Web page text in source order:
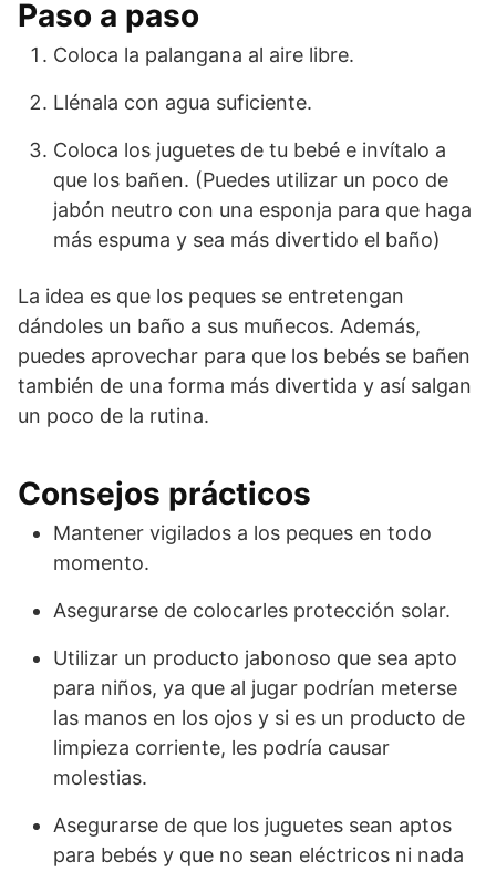
Paso a paso
Coloca la palangana al aire libre.
Llénala con agua suficiente.
Coloca los juguetes de tu bebé e invítalo a
que los bañen. (Puedes utilizar un poco de
jabón neutro con una esponja para que haga
más espuma y sea más divertido el baño)
La idea es que los peques se entretengan
dándoles un baño a sus muñecos. Además,
puedes aprovechar para que los bebés se bañen
también de una forma más divertida y así salgan
un poco de la rutina.
Consejos prácticos
Mantener vigilados a los peques en todo
momento.
Asegurarse de colocarles protección solar.
Utilizar un producto jabonoso que sea apto
para niños, ya que al jugar podrían meterse
las manos en los ojos y si es un producto de
limpieza corriente, les podría causar
molestias.
Asegurarse de que los juguetes sean aptos
para bebés y que no sean eléctricos ni nada